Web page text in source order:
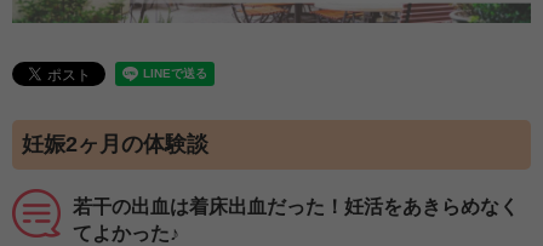
妊娠2ヶ月の体験談
若干の出血は着床出血だった！妊活をあきらめなく
てよかった♪